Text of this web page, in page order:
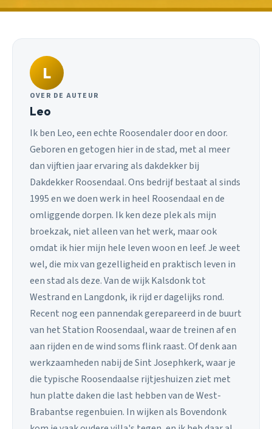
L
OVER DE AUTEUR
Leo
Ik ben Leo, een echte Roosendaler door en door.
Geboren en getogen hier in de stad, met al meer
dan vijftien jaar ervaring als dakdekker bij
Dakdekker Roosendaal. Ons bedrijf bestaat al sinds
1995 en we doen werk in heel Roosendaal en de
omliggende dorpen. Ik ken deze plek als mijn
broekzak, niet alleen van het werk, maar ook
omdat ik hier mijn hele leven woon en leef. Je weet
wel, die mix van gezelligheid en praktisch leven in
een stad als deze. Van de wijk Kalsdonk tot
Westrand en Langdonk, ik rijd er dagelijks rond.
Recent nog een pannendak gerepareerd in de buurt
van het Station Roosendaal, waar de treinen af en
aan rijden en de wind soms flink raast. Of denk aan
werkzaamheden nabij de Sint Josephkerk, waar je
die typische Roosendaalse rijtjeshuizen ziet met
hun platte daken die last hebben van de West-
Brabantse regenbuien. In wijken als Bovendonk